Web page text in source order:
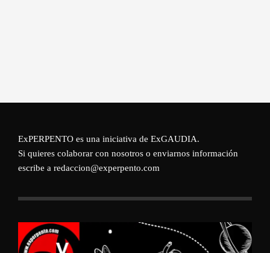
ExPERPENTO es una iniciativa de ExGAUDIA.
Si quieres colaborar con nosotros o enviarnos información
escribe a redaccion@experpento.com